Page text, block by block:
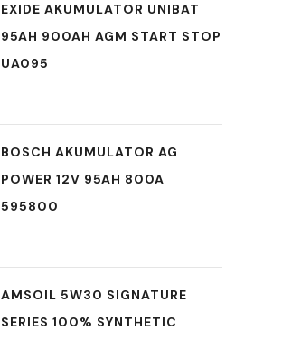
EXIDE AKUMULATOR UNIBAT
95AH 900AH AGM START STOP
UA095
BOSCH AKUMULATOR AG
POWER 12V 95AH 800A
595800
AMSOIL 5W30 SIGNATURE
SERIES 100% SYNTHETIC